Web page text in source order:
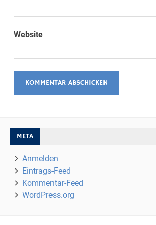
Website
META
Anmelden
Eintrags-Feed
Kommentar-Feed
WordPress.org